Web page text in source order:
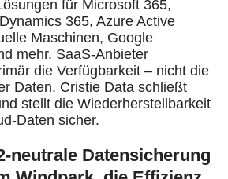
für Microsoft 365,
365, Azure Active
Maschinen, Google
mehr. SaaS-Anbieter
die Verfügbarkeit – nicht die
Daten. Cristie Data schließt
stellt die Wiederherstellbarkeit
Daten sicher.
neutrale Datensicherung